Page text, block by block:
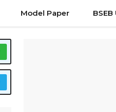
Model Paper